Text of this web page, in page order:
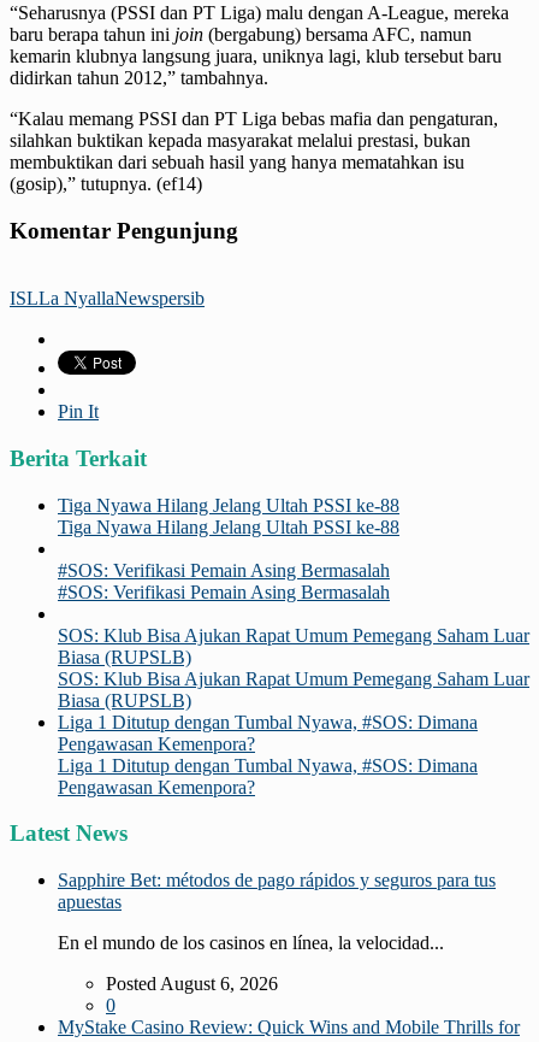
“Seharusnya (PSSI dan PT Liga) malu dengan A-League, mereka
baru berapa tahun ini join (bergabung) bersama AFC, namun
kemarin klubnya langsung juara, uniknya lagi, klub tersebut baru
didirkan tahun 2012,” tambahnya.
“Kalau memang PSSI dan PT Liga bebas mafia dan pengaturan,
silahkan buktikan kepada masyarakat melalui prestasi, bukan
membuktikan dari sebuah hasil yang hanya mematahkan isu
(gosip),” tutupnya. (ef14)
Komentar Pengunjung
ISLLa NyallaNewspersib
Pin It
Berita Terkait
Tiga Nyawa Hilang Jelang Ultah PSSI ke-88
Tiga Nyawa Hilang Jelang Ultah PSSI ke-88
#SOS: Verifikasi Pemain Asing Bermasalah
#SOS: Verifikasi Pemain Asing Bermasalah
SOS: Klub Bisa Ajukan Rapat Umum Pemegang Saham Luar
Biasa (RUPSLB)
SOS: Klub Bisa Ajukan Rapat Umum Pemegang Saham Luar
Biasa (RUPSLB)
Liga 1 Ditutup dengan Tumbal Nyawa, #SOS: Dimana
Pengawasan Kemenpora?
Liga 1 Ditutup dengan Tumbal Nyawa, #SOS: Dimana
Pengawasan Kemenpora?
Latest News
Sapphire Bet: métodos de pago rápidos y seguros para tus
apuestas
En el mundo de los casinos en línea, la velocidad...
Posted August 6, 2026
0
MyStake Casino Review: Quick Wins and Mobile Thrills for